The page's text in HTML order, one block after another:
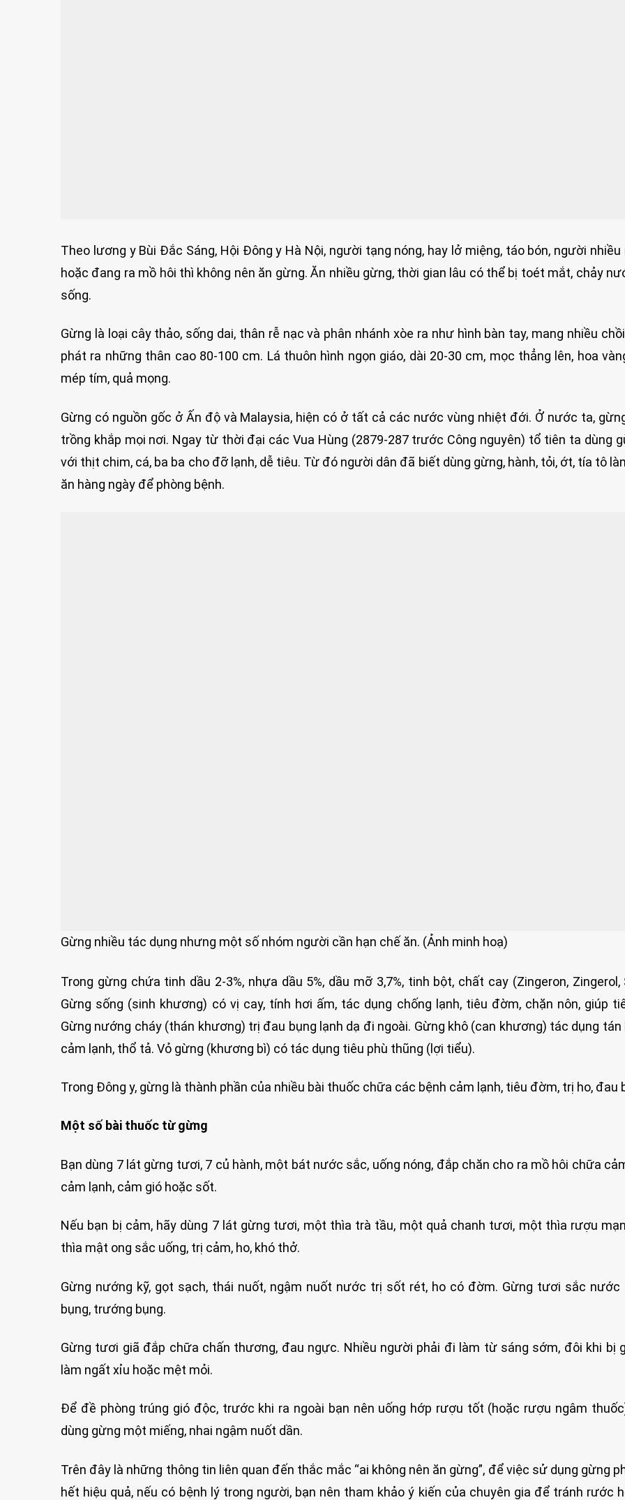
Theo lương y Bùi Đắc Sáng, Hội Đông y Hà Nội, người tạng nóng, hay lở miệng, táo bón, người nhiều
hoặc đang ra mồ hôi thì không nên ăn gừng. Ăn nhiều gừng, thời gian lâu có thể bị toét mắt, chảy
sống.
Gừng là loại cây thảo, sống dai, thân rễ nạc và phân nhánh xòe ra như hình bàn tay, mang nhiều
phát ra những thân cao 80-100 cm. Lá thuôn hình ngọn giáo, dài 20-30 cm, mọc thẳng lên, hoa
mép tím, quả mọng.
Gừng có nguồn gốc ở Ấn độ và Malaysia, hiện có ở tất cả các nước vùng nhiệt đới. Ở nước ta,
trồng khắp mọi nơi. Ngay từ thời đại các Vua Hùng (2879-287 trước Công nguyên) tổ tiên ta dùng
với thịt chim, cá, ba ba cho đỡ lạnh, dễ tiêu. Từ đó người dân đã biết dùng gừng, hành, tỏi, ớt, tía tô
ăn hàng ngày để phòng bệnh.
Gừng nhiều tác dụng nhưng một số nhóm người cần hạn chế ăn. (Ảnh minh hoạ)
Trong gừng chứa tinh dầu 2-3%, nhựa dầu 5%, dầu mỡ 3,7%, tinh bột, chất cay (Zingeron, Zingerol,
Gừng sống (sinh khương) có vị cay, tính hơi ấm, tác dụng chống lạnh, tiêu đờm, chặn nôn, giúp
Gừng nướng cháy (thán khương) trị đau bụng lạnh dạ đi ngoài. Gừng khô (can khương) tác dụng tán
cảm lạnh, thổ tả. Vỏ gừng (khương bì) có tác dụng tiêu phù thũng (lợi tiểu).
Trong Đông y, gừng là thành phần của nhiều bài thuốc chữa các bệnh cảm lạnh, tiêu đờm, trị ho, đau
Một số bài thuốc từ gừng
Bạn dùng 7 lát gừng tươi, 7 củ hành, một bát nước sắc, uống nóng, đắp chăn cho ra mồ hôi chữa
cảm lạnh, cảm gió hoặc sốt.
Nếu bạn bị cảm, hãy dùng 7 lát gừng tươi, một thìa trà tầu, một quả chanh tươi, một thìa rượu
thìa mật ong sắc uống, trị cảm, ho, khó thở.
Gừng nướng kỹ, gọt sạch, thái nuốt, ngậm nuốt nước trị sốt rét, ho có đờm. Gừng tươi sắc nước
bụng, trướng bụng.
Gừng tươi giã đắp chữa chấn thương, đau ngực. Nhiều người phải đi làm từ sáng sớm, đôi khi bị
làm ngất xỉu hoặc mệt mỏi.
Để đề phòng trúng gió độc, trước khi ra ngoài bạn nên uống hớp rượu tốt (hoặc rượu ngâm
dùng gừng một miếng, nhai ngậm nuốt dần.
Trên đây là những thông tin liên quan đến thắc mắc “ai không nên ăn gừng”, để việc sử dụng gừng
hết hiệu quả, nếu có bệnh lý trong người, bạn nên tham khảo ý kiến của chuyên gia để tránh rước